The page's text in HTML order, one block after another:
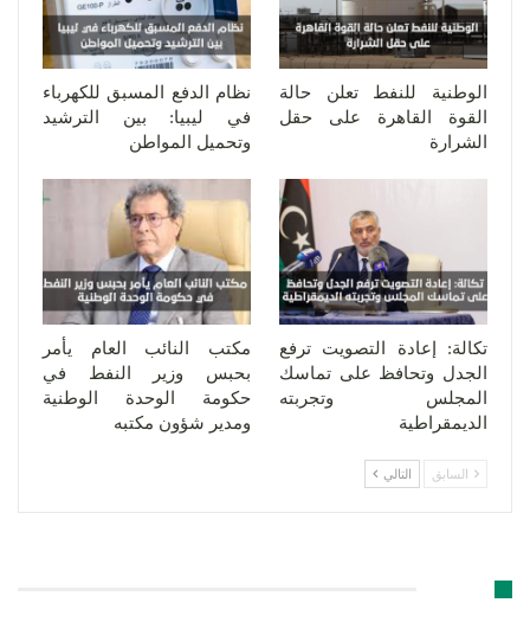
الوطنية للنفط تعلن حالة
القوة القاهرة على حقل
الشرارة
نظام الدفع المسبق للكهرباء
في ليبيا: بين الترشيد
وتحميل المواطن
تكالة: إعادة التصويت ترفع
الجدل وتحافظ على تماسك
المجلس وتجربته
الديمقراطية
مكتب النائب العام يأمر
بحبس وزير النفط في
حكومة الوحدة الوطنية
ومدير شؤون مكتبه
السابق التالي